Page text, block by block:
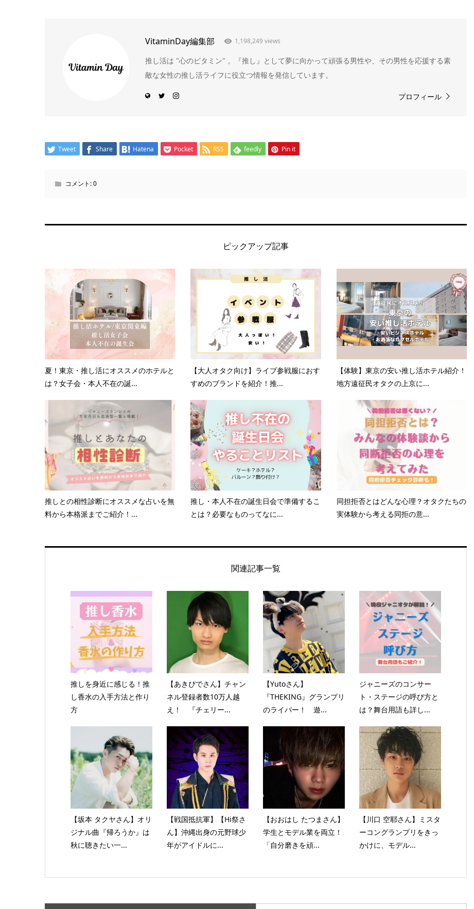
VitaminDay編集部 1,198,249 views
推し活は "心のビタミン" 。『推し』として夢に向かって頑張る男性や、その男性を応援する素
敵な女性の推し活ライフに役立つ情報を発信しています。
プロフィール
Tweet Share Hatena Pocket RSS feedly Pin it
コメント:0
ピックアップ記事
夏！東京・推し活にオススメのホテルと
は？女子会・本人不在の誕...
【大人オタク向け】ライブ参戦服におす
すめのブランドを紹介！推...
【体験】東京の安い推し活ホテル紹介！
地方遠征民オタクの上京に...
推しとの相性診断にオススメな占いを無
料から本格派までご紹介！...
推し・本人不在の誕生日会で準備するこ
とは？必要なものってなに...
同担拒否とはどんな心理？オタクたちの
実体験から考える同拒の意...
関連記事一覧
推しを身近に感じる！推
し香水の入手方法と作り
方
【あきぴでさん】チャン
ネル登録者数10万人越
え！ 『チェリー...
【Yutoさん】
『THEKING』グランプリ
のライバー！ 遊...
ジャニーズのコンサー
ト・ステージの呼び方と
は？舞台用語も詳し...
【坂本 タクヤさん】オリ
ジナル曲『帰ろうか』は
秋に聴きたい一...
【戦国抵抗軍】【Hi祭さ
ん】沖縄出身の元野球少
年がアイドルに...
【おおはし たつまさん】
学生とモデル業を両立！
「自分磨きを頑...
【川口 空耶さん】ミスタ
ーコングランプリをきっ
かけに、モデル...